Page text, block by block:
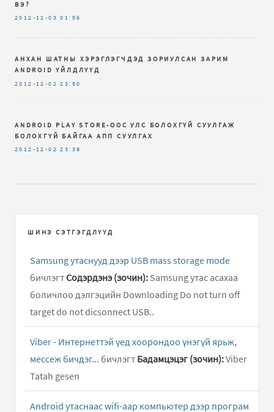
ВЭ?
2012-12-03 01:56
АНХАН ШАТНЫ ХЭРЭГЛЭГЧДЭД ЗОРИУЛСАН ЗАРИМ
ANDROID ҮЙЛДЛҮҮД
2012-12-02 23:50
ANDROID PLAY STORE-ООС УЛС БОЛОХГҮЙ СУУЛГАЖ
БОЛОХГҮЙ БАЙГАА АПП СУУЛГАХ
2012-12-02 23:38
ШИНЭ СЭТГЭГДЛҮҮД
Samsung утаснууд дээр USB mass storage mode
бичлэгт
Содэрдэнэ (зочин): Samsung утас асахаа
боличлоо дэлгэцийн Downloading Do not turn off
target do not dicsonnect USB..
Viber - Интернеттэй үед хоорондоо үнэгүй ярьж,
мессеж бичдэг... бичлэгт Бадамцэцэг (зочин):Viber
Tatah gesen
Android утаснаас wifi-аар компьютер дээр програм